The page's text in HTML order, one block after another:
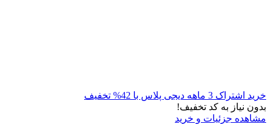
خرید اشتراک 3 ماهه دیجی پلاس با 42% تخفیف
بدون نیاز به کد تخفیف!
مشاهده جزئیات و خرید